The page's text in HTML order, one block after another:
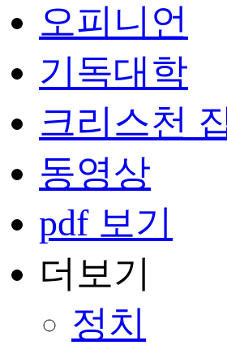
오피니언
기독대학
크리스천
동영상
pdf 보기
더보기
정치